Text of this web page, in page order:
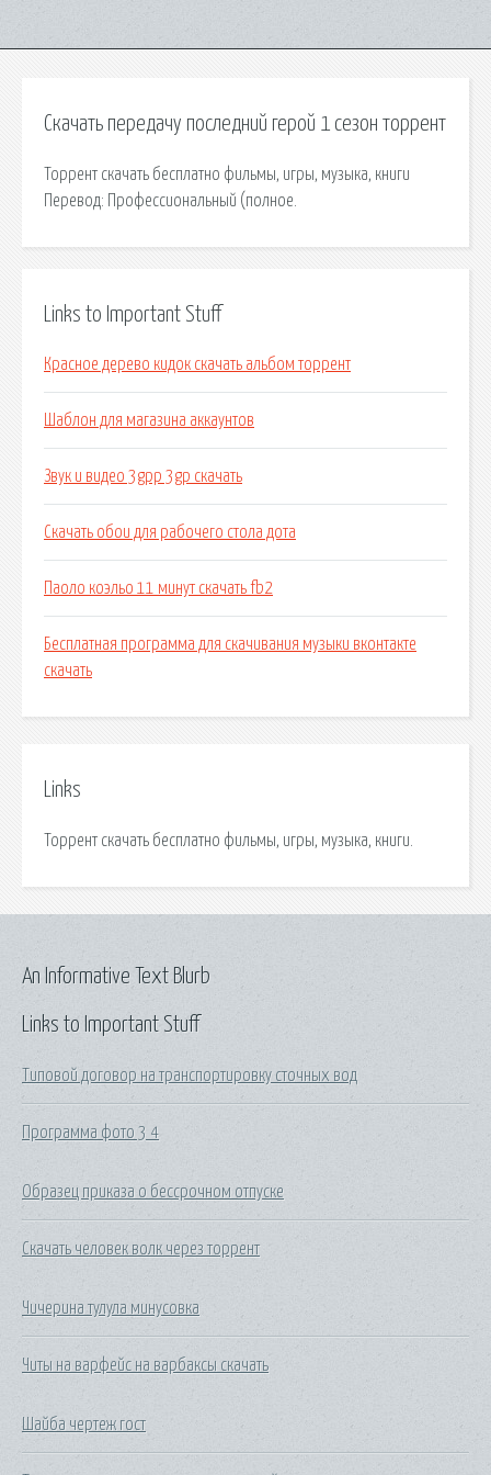
Скачать передачу последний герой 1 сезон торрент
Торрент скачать бесплатно фильмы, игры, музыка, книги
Перевод: Профессиональный (полное.
Links to Important Stuff
Красное дерево кидок скачать альбом торрент
Шаблон для магазина аккаунтов
Звук и видео 3gpp 3gp скачать
Скачать обои для рабочего стола дота
Паоло коэльо 11 минут скачать fb2
Бесплатная программа для скачивания музыки вконтакте
скачать
Links
Торрент скачать бесплатно фильмы, игры, музыка, книги.
Links to Important Stuff
Типовой договор на транспортировку сточных вод
Программа фото 3 4
Образец приказа о бессрочном отпуске
Скачать человек волк через торрент
Чичерина тулула минусовка
Читы на варфейс на варбаксы скачать
Шайба чертеж гост
An Informative Text Blurb